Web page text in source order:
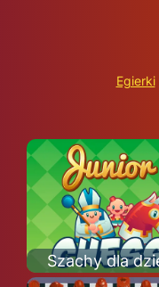
Egierki
Szachy dla